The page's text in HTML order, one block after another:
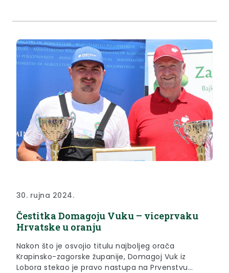
30. rujna 2024.
Čestitka Domagoju Vuku – viceprvaku
Hrvatske u oranju
Nakon što je osvojio titulu najboljeg orača
Krapinsko-zagorske županije, Domagoj Vuk iz
Lobora stekao je pravo nastupa na Prvenstvu